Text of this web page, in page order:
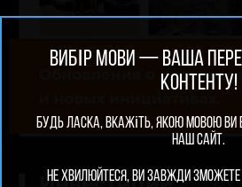
ВИБІР МОВИ — ВАША
КОНТЕНТУ!
Будь ласка, вкажіть, якою мовою ви
наш сайт.
Не хвилюйтеся, ви завжди зможете